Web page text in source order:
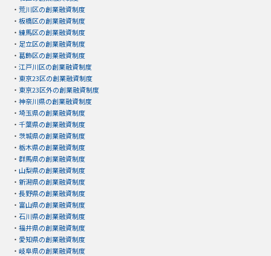
・ 荒川区の創業融資制度
・ 板橋区の創業融資制度
・ 練馬区の創業融資制度
・ 足立区の創業融資制度
・ 葛飾区の創業融資制度
・ 江戸川区の創業融資制度
・ 東京23区の創業融資制度
・ 東京23区外の創業融資制度
・ 神奈川県の創業融資制度
・ 埼玉県の創業融資制度
・ 千葉県の創業融資制度
・ 茨城県の創業融資制度
・ 栃木県の創業融資制度
・ 群馬県の創業融資制度
・ 山梨県の創業融資制度
・ 新潟県の創業融資制度
・ 長野県の創業融資制度
・ 富山県の創業融資制度
・ 石川県の創業融資制度
・ 福井県の創業融資制度
・ 愛知県の創業融資制度
・ 岐阜県の創業融資制度